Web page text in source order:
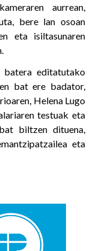
aurrean,
bere lan osoan
eta isiltasunaren
batera editatutako
bat ere badator,
Helena Lugo
testuak eta
biltzen dituena,
eta